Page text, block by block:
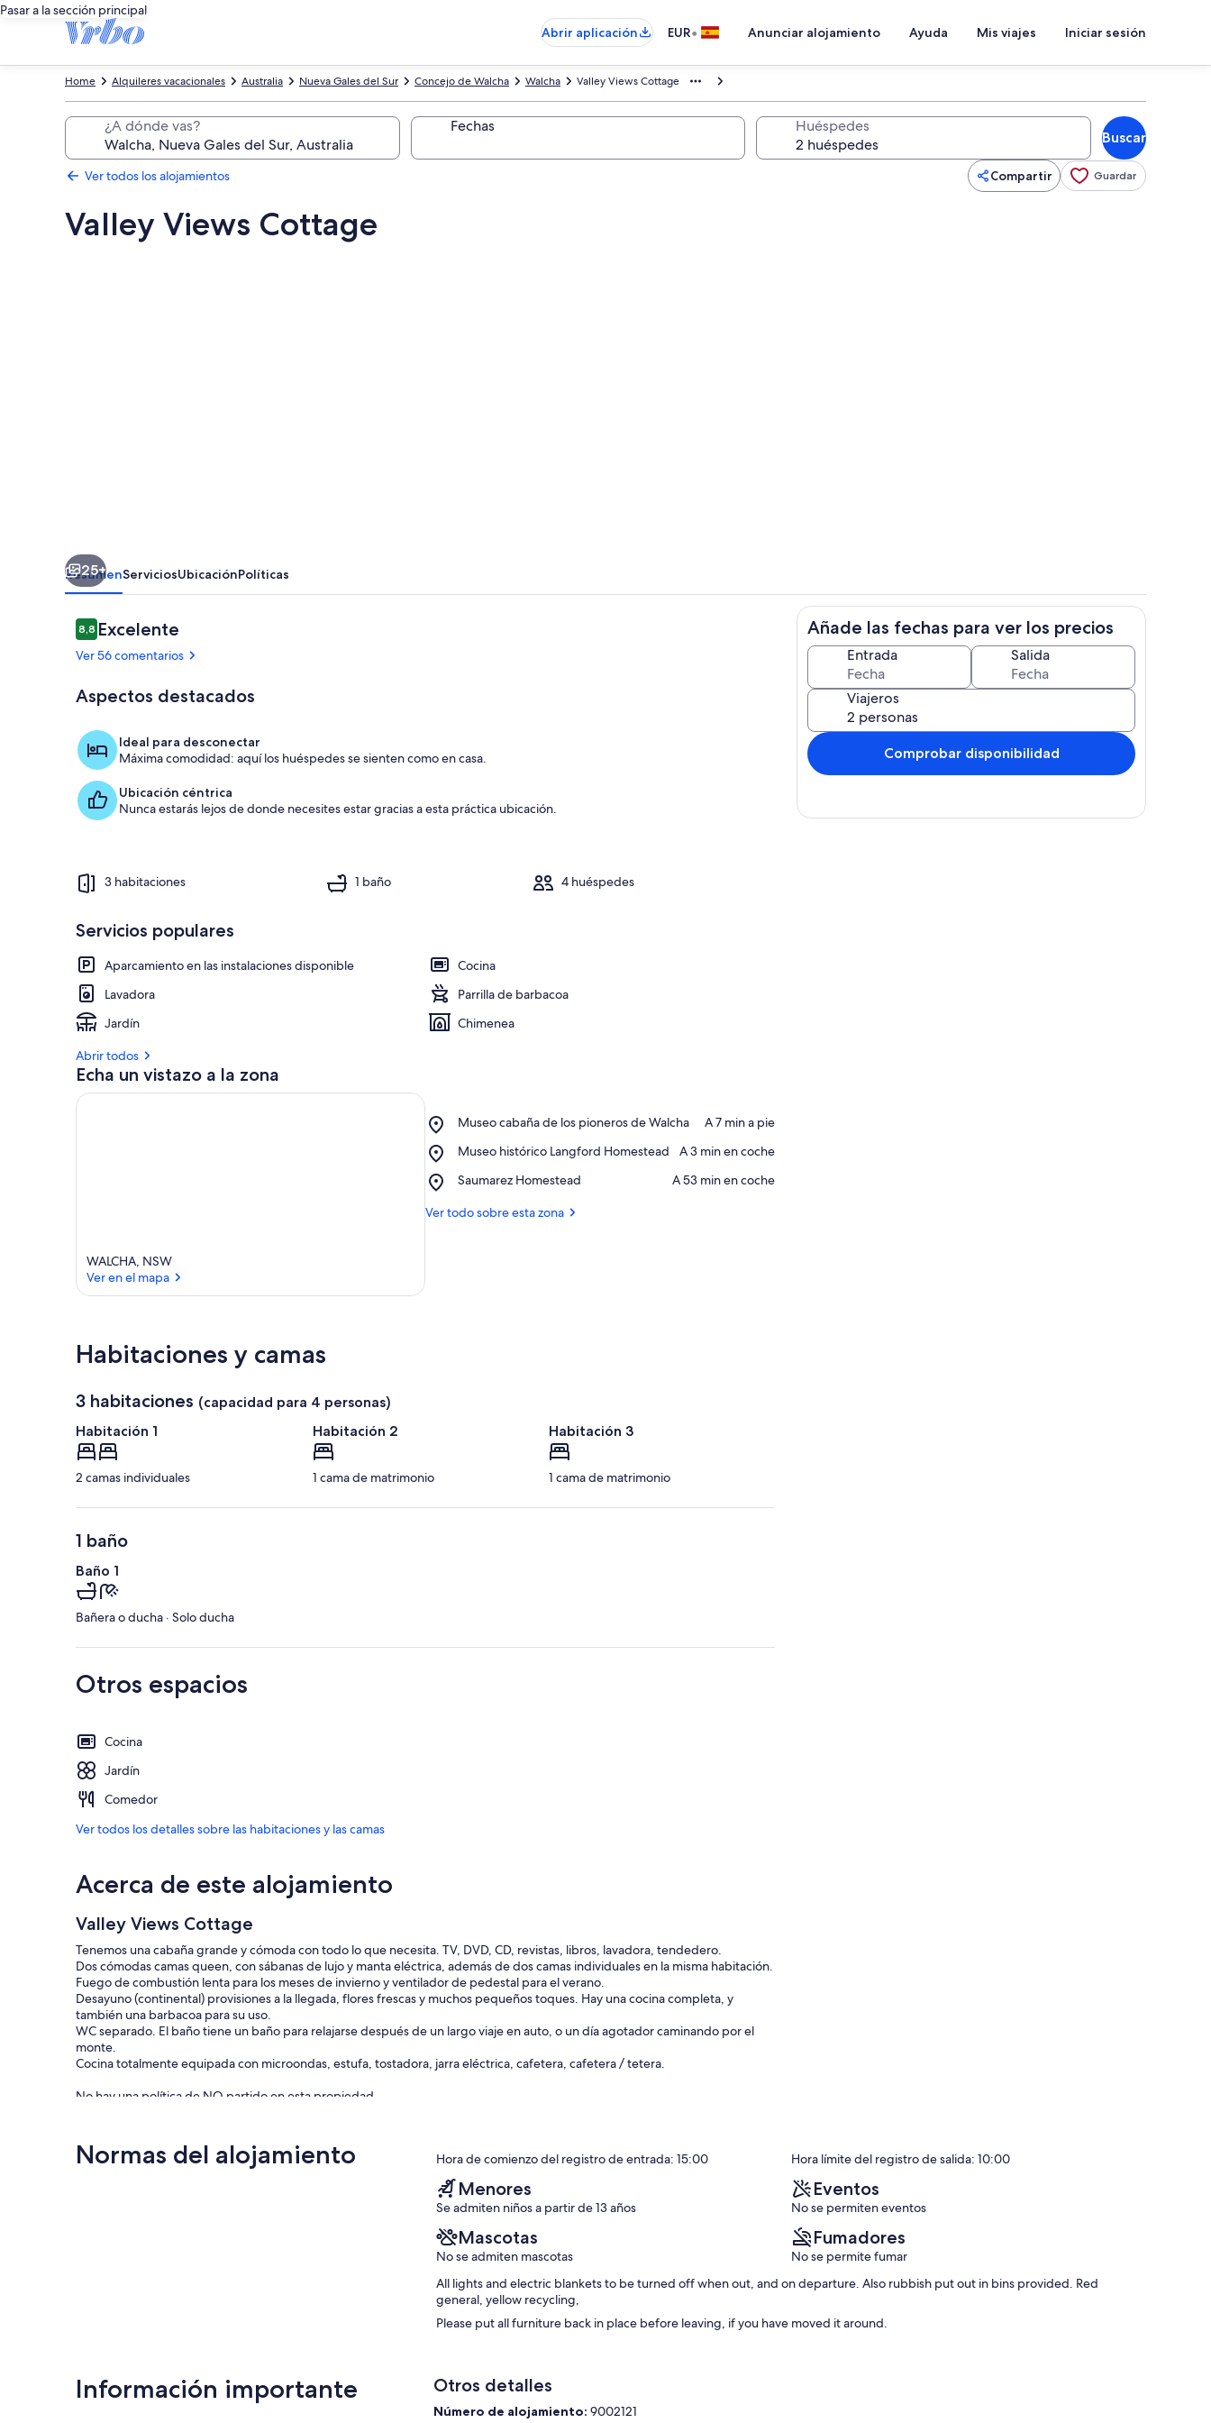
Pasar a la sección principal
Abrir aplicación
EUR• Anunciar alojamiento Ayuda Mis viajes Iniciar sesión
Valley Views Cottage
Walcha
Concejo de Walcha
Nueva Gales del Sur
Australia
Alquileres vacacionales
Home
¿A dónde vas? Fechas Huéspedes
Buscar
Ver todos los alojamientos Compartir Guardar
Valley Views Cottage
Zona de estar Zona de estar
25+
ResumenServiciosUbicaciónPolíticas
Comentarios
8,88,8 de 10
Excelente
Ver 56 comentarios
Aspectos destacados
Ideal para desconectar
Máxima comodidad: aquí los huéspedes se sienten como en casa.
Ubicación céntrica
Nunca estarás lejos de donde necesites estar gracias a esta práctica ubicación.
3 habitaciones 1 baño 4 huéspedes
Servicios populares
Aparcamiento en las instalaciones disponible
Cocina
Lavadora
Parrilla de barbacoa
Jardín
Chimenea
Abrir todos
Echa un vistazo a la zona
WALCHA, NSW
Ver en el mapa
Museo cabaña de los pioneros de Walcha
Place,
cabaña
los
de
‪A 7 min a pie‬
Museo histórico Langford Homestead
Place,
histórico
Homestead
‪A 3 min en coche‬
Saumarez Homestead
Place,
Homestead
‪A 53 min en coche‬
Ver todo sobre esta zona
Habitaciones y camas
3 habitaciones (capacidad para 4 personas)
Habitación 1
2 camas individuales
Habitación 2
1 cama de matrimonio
Habitación 3
1 cama de matrimonio
1 baño
Baño 1
Bañera o ducha · Solo ducha
Otros espacios
Cocina
Jardín
Comedor
Ver todos los detalles sobre las habitaciones y las camas
Acerca de este alojamiento
Valley Views Cottage
Tenemos una cabaña grande y cómoda con todo lo que necesita. TV, DVD, CD, revistas, libros, lavadora, tendedero.
Dos cómodas camas queen, con sábanas de lujo y manta eléctrica, además de dos camas individuales en la misma habitación.
Fuego de combustión lenta para los meses de invierno y ventilador de pedestal para el verano.
Desayuno (continental) provisiones a la llegada, flores frescas y muchos pequeños toques. Hay una cocina completa, y
también una barbacoa para su uso.
WC separado. El baño tiene un baño para relajarse después de un largo viaje en auto, o un día agotador caminando por el
monte.
Cocina totalmente equipada con microondas, estufa, tostadora, jarra eléctrica, cafetera, cafetera / tetera.
No hay una política de NO partido en esta propiedad.
centro de visitantes y una gran pista para caminar alrededor del banco de diques. Parques nacionales y gargantas muy cerca.
Las espectaculares cataratas de Apsley y Tia merecen una visita y ambas están a poca distancia en coche. ¡Prepara un picnic y
explora! Algunos de los agricultores también son artistas notables, y tenemos una Galería al aire libre que hoy presenta más
¡Puedes dar un paseo panorámico a Nowendoc (70 km) y almorzar en la fábrica de jersey y queso de cabra! Abierto viernes,
sábado, domingo, lunes al público. Otras distancias;
Añade las fechas para ver los precios
Entrada Salida
Viajeros
Comprobar disponibilidad
Normas del alojamiento Hora de comienzo del registro de entrada: 15:00 Hora límite del registro de salida: 10:00
Menores
Se admiten niños a partir de 13 años
Eventos
No se permiten eventos
Mascotas
No se admiten mascotas
Fumadores
No se permite fumar
All lights and electric blankets to be turned off when out, and on departure. Also rubbish put out in bins provided. Red
general, yellow recycling,
Please put all furniture back in place before leaving, if you have moved it around.
Información importante Otros detalles
Número de alojamiento:9002121